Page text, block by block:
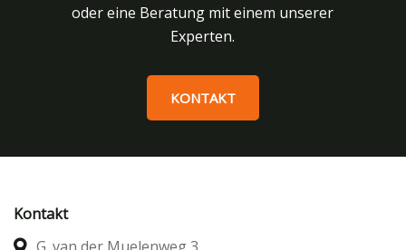
oder eine Beratung mit einem unserer
Experten.
KONTAKT
Kontakt